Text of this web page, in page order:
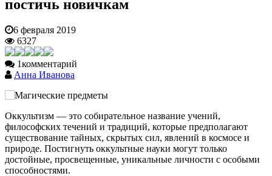
постичь новичкам
6 февраля 2019
6327
1комментарий
Анна Иванова
Оккультизм — это собирательное название учений,
философских течений и традиций, которые предполагают
существование тайных, скрытых сил, явлений в космосе и
природе. Постигнуть оккультные науки могут только
достойные, просвещенные, уникальные личности с особыми
способностями.